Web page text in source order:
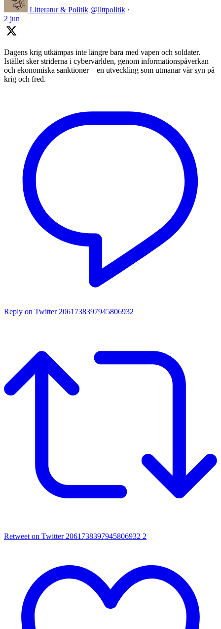
Litteratur & Politik @littpolitik ·
2 jun
Dagens krig utkämpas inte längre bara med vapen och soldater.
Istället sker striderna i cybervärlden, genom informationspåverkan
och ekonomiska sanktioner – en utveckling som utmanar vår syn på
krig och fred.
Reply on Twitter 2061738397945806932
Retweet on Twitter 2061738397945806932 2